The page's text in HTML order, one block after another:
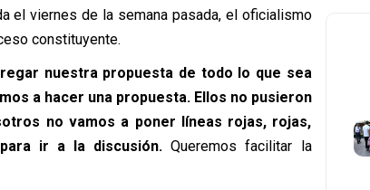
el viernes de la semana pasada, el oficialismo
constituyente.
nuestra propuesta de todo lo que sea
a hacer una propuesta. Ellos no pusieron
no vamos a poner líneas rojas, rojas,
ir a la discusión. Queremos facilitar la